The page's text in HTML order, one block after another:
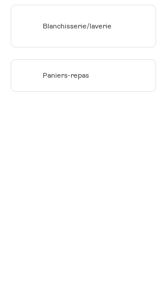
Blanchisserie/laverie
Paniers-repas